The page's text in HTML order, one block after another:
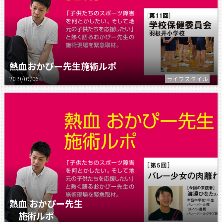
熱血おかぴー先生施術ルポ
2019/09/06 ライフスタイル
熱血 おかぴー先生
施術ルポ